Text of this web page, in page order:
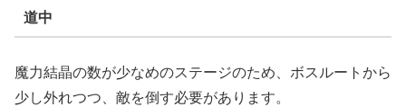
道中
魔力結晶の数が少なめのステージのため、ボスルートから
少し外れつつ、敵を倒す必要があります。